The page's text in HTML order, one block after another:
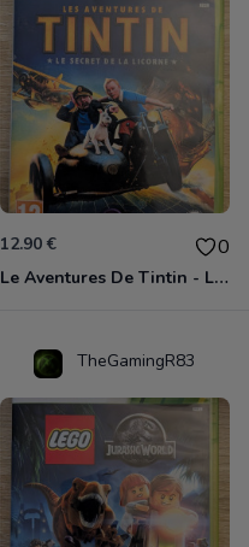
12.90 € 0
Le Aventures De Tintin - Le Secret De La Licorne Xbox 360
TheGamingR83